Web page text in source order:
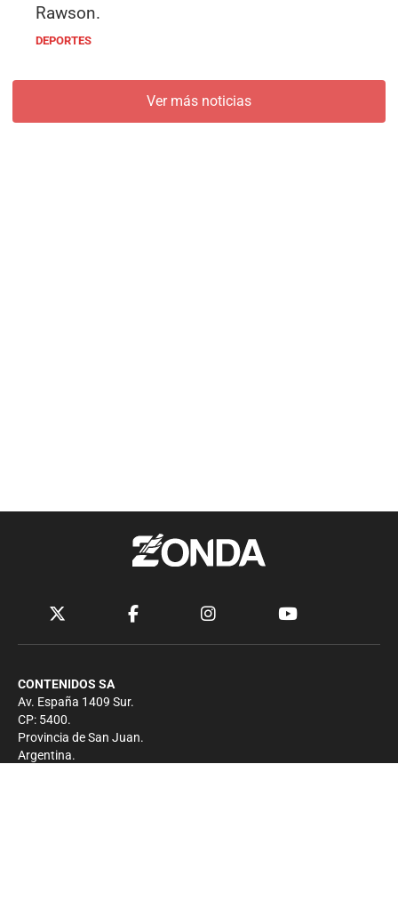
Rawson.
DEPORTES
Ver más noticias
CONTENIDOS SA
Av. España 1409 Sur.
CP: 5400.
Provincia de San Juan.
Argentina.